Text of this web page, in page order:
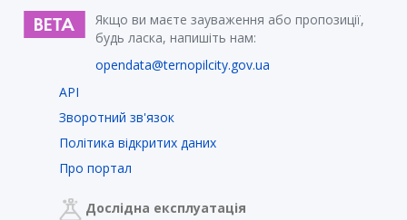
Якщо ви маєте зауваження або пропозиції,
будь ласка, напишіть нам:
opendata@ternopilcity.gov.ua
API
Зворотний зв'язок
Політика відкритих даних
Про портал
Дослідна експлуатація